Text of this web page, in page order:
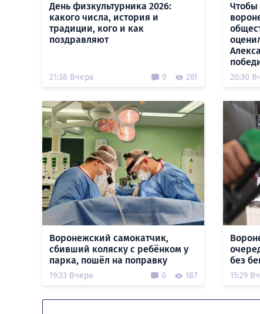
День физкультурника 2026:
какого числа, история и
традиции, кого и как
поздравляют
21:38 Вчера 0 261 20:30
Воронежский самокатчик,
сбивший коляску с ребёнком у
парка, пошёл на поправку
19:33 Вчера 0 187
без
15:29